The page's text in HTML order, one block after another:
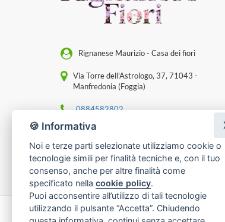
Rignanese Maurizio - Casa dei fiori
Via Torre dell'Astrologo, 37, 71043 -
Manfredonia (Foggia)
0884582802
[email protected]
P. IVA 04472880717
Made with byInfoser.it-Realizzazione Siti
🍪 Informativa
Noi e terze parti selezionate utilizziamo cookie o
tecnologie simili per finalità tecniche e, con il tuo
consenso, anche per altre finalità come
specificato nella cookie policy.
Puoi acconsentire all’utilizzo di tali tecnologie
utilizzando il pulsante “Accetta”. Chiudendo